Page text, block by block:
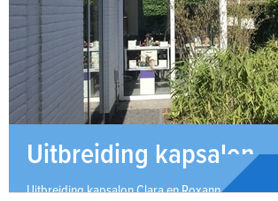
Uitbreiding kapsalon
Uitbreiding kapsalon Clara en Roxanne in